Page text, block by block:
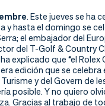
. Este jueves se ha
y hasta el domingo se
el embajador del
del T-Golf & Country
explicado que “el
edición que se
y del Govern de
posible. Y no quiero
Gracias al trabajo de